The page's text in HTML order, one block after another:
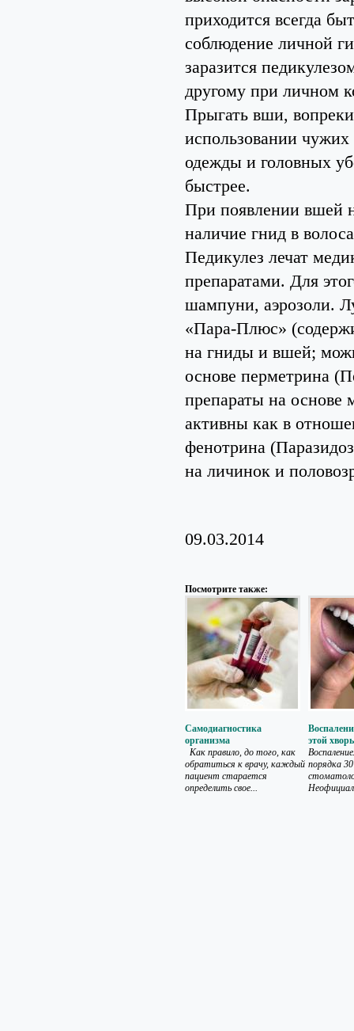
приходится всегда
соблюдение личной
заразится
другому при личном
Прыгать вши,
использовании
одежды и головных
быстрее.
При появлении вшей
наличие гнид в
Педикулез лечат
препаратами. Для
шампуни, аэрозоли.
«Пара-Плюс»
на гниды и вшей;
основе перметрина
препараты на основе
активны как в
фенотрина
на личинок и
09.03.2014
Посмотрите также:
Самодиагностика
организма
Как правило, до того, как
обратиться к врачу, каждый
пациент старается
определить свое...
этой
порядка